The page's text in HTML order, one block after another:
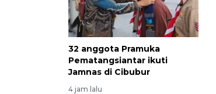
32 anggota Pramuka
Pematangsiantar ikuti
Jamnas di Cibubur
4 jam lalu